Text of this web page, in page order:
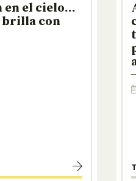
en el cielo…
brilla con